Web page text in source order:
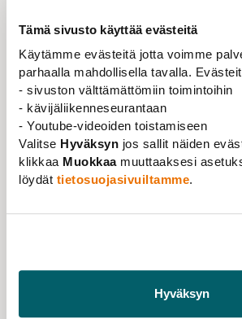
Tämä sivusto käyttää evästeitä
Käytämme evästeitä jotta voimme
parhaalla mahdollisella tavalla.
- sivuston välttämättömiin toimintoihin
- kävijäliikenneseurantaan
- Youtube-videoiden toistamiseen
Valitse Hyväksyn jos sallit näiden
klikkaa Muokkaamuuttaaksesi
löydät tietosuojasivuiltamme.
Hyväksyn
Yksityiselle opetusalalle